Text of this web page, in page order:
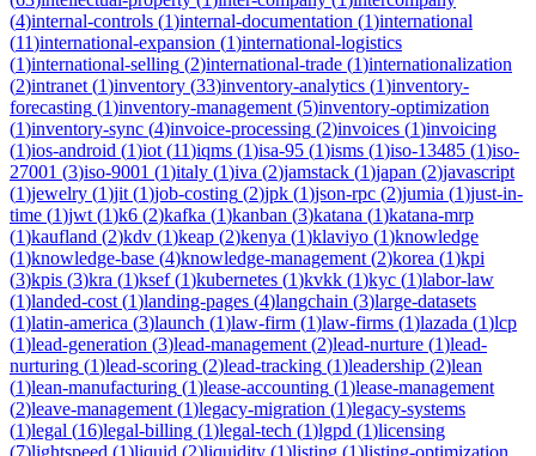
(4)internal-controls (1)internal-documentation (1)international
(11)international-expansion (1)international-logistics
(1)international-selling (2)international-trade (1)internationalization
(2)intranet (1)inventory (33)inventory-analytics (1)inventory-
forecasting (1)inventory-management (5)inventory-optimization
(1)inventory-sync (4)invoice-processing (2)invoices (1)invoicing
(1)ios-android (1)iot (11)iqms (1)isa-95 (1)isms (1)iso-13485 (1)iso-
27001 (3)iso-9001 (1)italy (1)iva (2)jamstack (1)japan (2)javascript
(1)jewelry (1)jit (1)job-costing (2)jpk (1)json-rpc (2)jumia (1)just-in-
time (1)jwt (1)k6 (2)kafka (1)kanban (3)katana (1)katana-mrp
(1)kaufland (2)kdv (1)keap (2)kenya (1)klaviyo (1)knowledge
(1)knowledge-base (4)knowledge-management (2)korea (1)kpi
(3)kpis (3)kra (1)ksef(1)kubernetes (1)kvkk (1)kyc (1)labor-law
(1)landed-cost (1)landing-pages (4)langchain (3)large-datasets
(1)latin-america (3)launch (1)law-firm (1)law-firms (1)lazada (1)lcp
(1)lead-generation (3)lead-management (2)lead-nurture (1)lead-
nurturing (1)lead-scoring (2)lead-tracking (1)leadership (2)lean
(1)lean-manufacturing (1)lease-accounting (1)lease-management
(2)leave-management (1)legacy-migration (1)legacy-systems
(1)legal (16)legal-billing (1)legal-tech (1)lgpd (1)licensing
(7)lightspeed (1)liquid (2)liquidity (1)listing (1)listing-optimization